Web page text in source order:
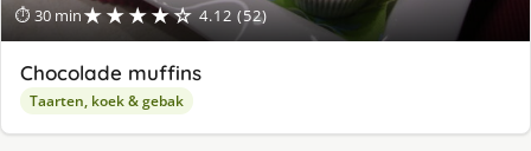
⏱ 30 min★★★★☆ 4.12 (52)
Chocolade muffins
Taarten, koek & gebak